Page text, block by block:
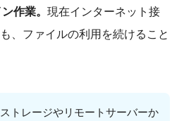
作業。 現在インターネット接
、ファイルの利用を続けること
トレージやリモートサーバーか